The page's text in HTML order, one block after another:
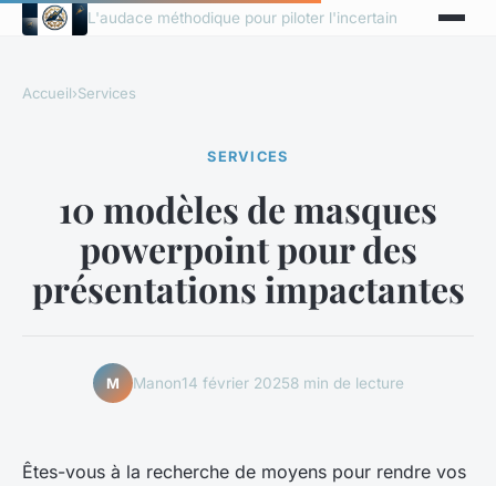
L'audace méthodique pour piloter l'incertain
Accueil›Services
SERVICES
10 modèles de masques
powerpoint pour des
présentations impactantes
M Manon14 février 20258 min de lecture
Êtes-vous à la recherche de moyens pour rendre vos